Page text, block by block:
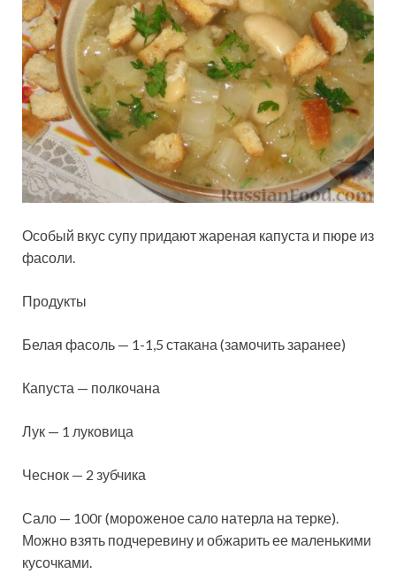
Особый вкус супу придают жареная капуста и пюре из
фасоли.
Продукты
Белая фасоль — 1-1,5 стакана (замочить заранее)
Капуста — полкочана
Лук — 1 луковица
Чеснок — 2 зубчика
Сало — 100г (мороженое сало натерла на терке).
Можно взять подчеревину и обжарить ее маленькими
кусочками.